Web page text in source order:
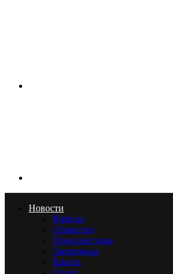
Новости
Районы
Общество
Происшествия
Экономика
Власть